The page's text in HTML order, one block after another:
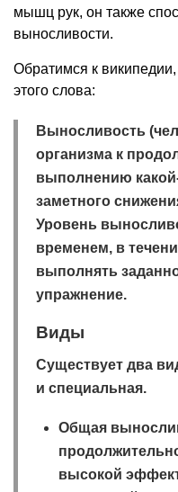
мышц рук, он также
выносливости.
Обратимся к
этого слова:
Выносливость
организма к
выполнению
заметного
Уровень
временем, в
выполнять
упражнение.
Виды
Существует два
и специальная.
Общая
высокой